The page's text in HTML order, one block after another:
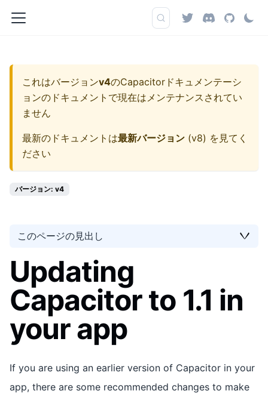
これはバージョンv4のCapacitorドキュメンテーシ
ョンのドキュメントで現在はメンテナンスされてい
ません
最新のドキュメントは最新バージョン (v8) を見てく
ださい
バージョン: v4
このページの見出し
Updating
Capacitor to 1.1 in
your app
If you are using an earlier version of Capacitor in your
app, there are some recommended changes to make